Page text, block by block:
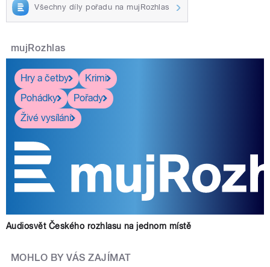
Všechny díly pořadu na mujRozhlas
mujRozhlas
Hry a četby
Krimi
Pohádky
Pořady
Živé vysílání
Audiosvět Českého rozhlasu na jednom místě
MOHLO BY VÁS ZAJÍMAT